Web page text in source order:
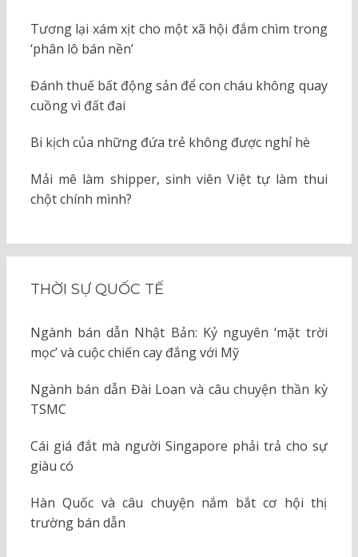
Tương lại xám xịt cho một xã hội đắm chìm trong
‘phân lô bán nền’
Đánh thuế bất động sản để con cháu không quay
cuồng vì đất đai
Bi kịch của những đứa trẻ không được nghỉ hè
Mải mê làm shipper, sinh viên Việt tự làm thui
chột chính mình?
THỜI SỰ QUỐC TẾ
Ngành bán dẫn Nhật Bản: Kỷ nguyên ‘mặt trời
mọc’ và cuộc chiến cay đắng với Mỹ
Ngành bán dẫn Đài Loan và câu chuyện thần kỳ
TSMC
Cái giá đắt mà người Singapore phải trả cho sự
giàu có
Hàn Quốc và câu chuyện nắm bắt cơ hội thị
trường bán dẫn